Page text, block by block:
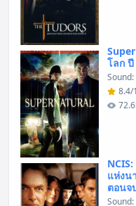
โลก
8.4/
แห่งน
ตอนจ